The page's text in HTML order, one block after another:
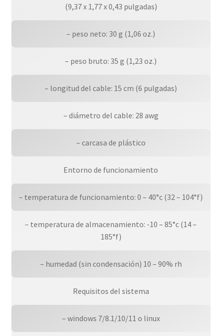
(9,37 x 1,77 x 0,43 pulgadas)
– peso neto: 30 g (1,06 oz.)
– peso bruto: 35 g (1,23 oz.)
– longitud del cable: 15 cm (6 pulgadas)
– diámetro del cable: 28 awg
– carcasa de plástico
Entorno de funcionamiento
– temperatura de funcionamiento: 0 – 40°c (32 – 104°f)
– temperatura de almacenamiento: -10 – 85°c (14 –
185°f)
– humedad (sin condensación) 10 – 90% rh
Requisitos del sistema
– windows 7/8.1/10/11 o linux